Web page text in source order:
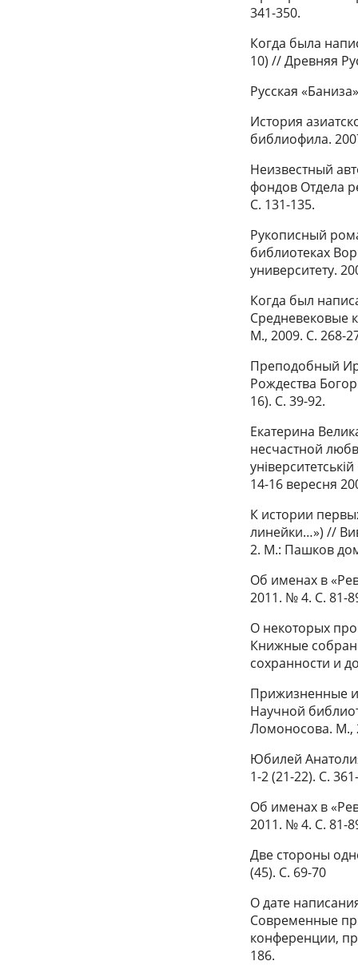
341-350.
Когда была
10) // Древняя
Русская
История
библиофила.
Неизвестный
фондов Отдела
С. 131-135.
Рукописный
библиотеках
университету.
Когда был
Средневековые
М., 2009. С. 268-
Преподобный
Рождества
16). С. 39-92.
Екатерина
несчастной
14-16 вересня
К истории
линейки…») //
2. М.: Пашков
Об именах в
2011. № 4. С. 81-
О некоторых
Книжные
сохранности и
Прижизненные
Научной
Ломоносова. М.,
Юбилей
1-2 (21-22). С.
Об именах в
2011. № 4. С. 81-
Две стороны
(45). С. 69-70
О дате
Современные
конференции,
186.